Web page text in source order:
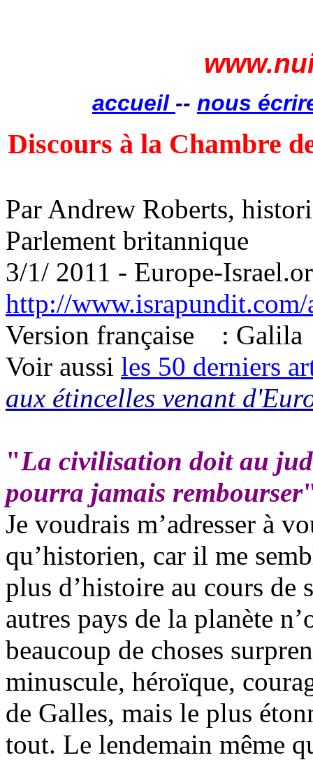
accueil -- nous
Discours à la Chambre
Par Andrew Roberts,
Parlement britannique
3/1/ 2011 - Europe-
http://
Version française
: Galila
Voir aussi les 50 derniers
aux étincelles venant
"La civilisation doit au
pourra jamais rembourser
Je voudrais m’adresser à
qu’historien, car il me
plus d’histoire au cours de
autres pays de la planète
beaucoup de choses
minuscule, héroïque,
de Galles, mais le plus
tout. Le lendemain même